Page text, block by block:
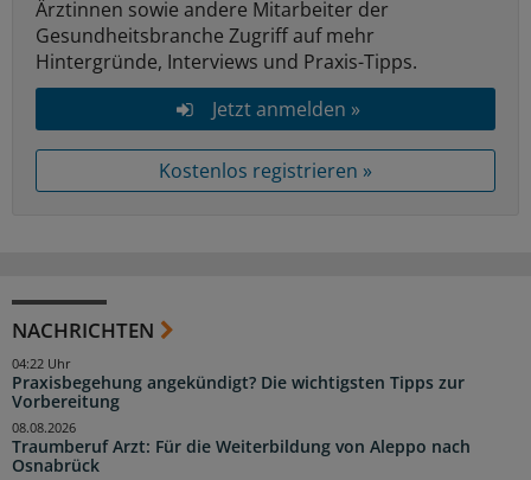
Ärztinnen sowie andere Mitarbeiter der
Gesundheitsbranche Zugriff auf mehr
Hintergründe, Interviews und Praxis-Tipps.
Jetzt anmelden »
Kostenlos registrieren »
NACHRICHTEN
Praxisbegehung angekündigt? Die wichtigsten Tipps zur
Vorbereitung
04:22 Uhr
Traumberuf Arzt: Für die Weiterbildung von Aleppo nach
Osnabrück
08.08.2026